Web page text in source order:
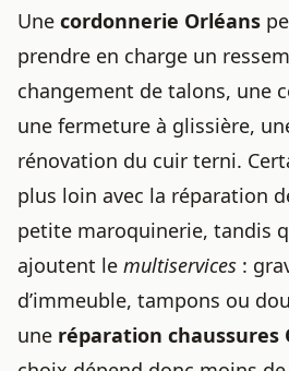
Une cordonnerie Orléans
prendre en charge un
changement de talons, une
une fermeture à glissière,
rénovation du cuir terni.
plus loin avec la réparation
petite maroquinerie, tandis
ajoutent le multiservices :
d’immeuble, tampons ou
une réparation chaussures